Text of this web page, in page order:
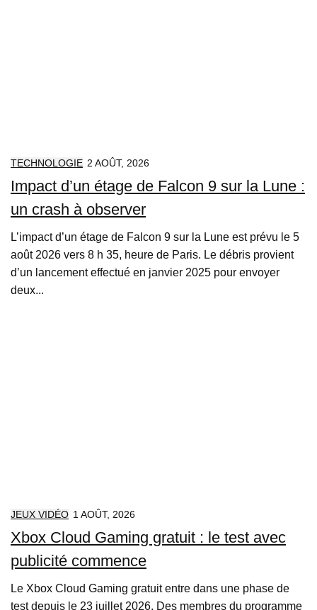
TECHNOLOGIE 2 AOÛT, 2026
Impact d’un étage de Falcon 9 sur la Lune :
un crash à observer
L’impact d’un étage de Falcon 9 sur la Lune est prévu le 5
août 2026 vers 8 h 35, heure de Paris. Le débris provient
d’un lancement effectué en janvier 2025 pour envoyer
deux...
JEUX VIDÉO 1 AOÛT, 2026
Xbox Cloud Gaming gratuit : le test avec
publicité commence
Le Xbox Cloud Gaming gratuit entre dans une phase de
test depuis le 23 juillet 2026. Des membres du programme